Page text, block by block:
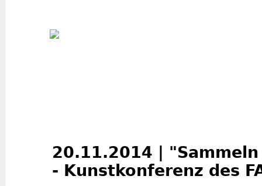
20.11.2014 |
- Kunstkonferenz des